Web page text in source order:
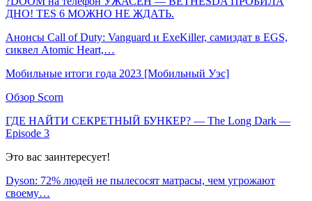
ДНО! TES 6 МОЖНО НЕ ЖДАТЬ.
Анонсы Call of Duty: Vanguard и ExeKiller, самиздат в EGS,
сиквел Atomic Heart,…
Мобильные итоги года 2023 [Мобильный Уэс]
Обзор Scorn
ГДЕ НАЙТИ СЕКРЕТНЫЙ БУНКЕР? — The Long Dark —
Episode 3
Это вас заинтересует!
Dyson: 72% людей не пылесосят матрасы, чем угрожают
своему…